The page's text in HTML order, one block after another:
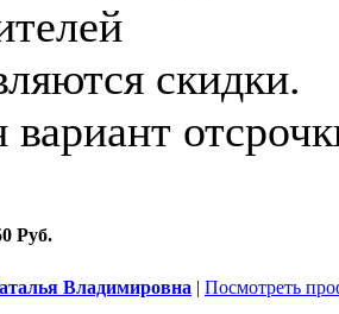
скидки.
Руб.
Владимировна | Посмотреть